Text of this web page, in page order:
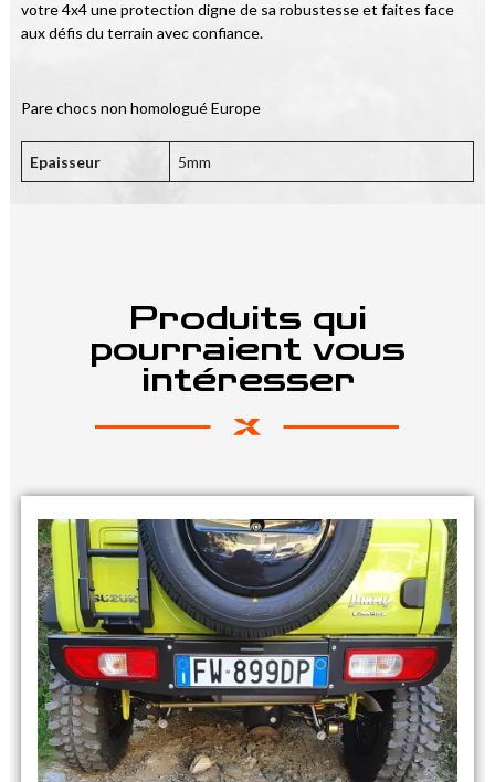
votre 4x4 une protection digne de sa robustesse et faites face
aux défis du terrain avec confiance.
Pare chocs non homologué Europe
Epaisseur 5mm
Produits qui
pourraient vous
intéresser